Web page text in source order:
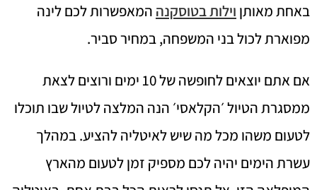
באחת מאותן וילות בטוסקנה המאפשרות לכם לינה
מפוארת לכול בני המשפחה, במחיר סביר.
אם אתם יוצאים לחופשה של 10 ימים ורוצים לצאת
ממסגרת הטיול ׳הקלאסי׳ הנה המלצה לטיול שבו תוכלו
לטעום משהו מכל מה שיש לאיטליה להציע. במהלך
עשרת הימים יהיה לכם מספיק זמן לטעום מהארץ